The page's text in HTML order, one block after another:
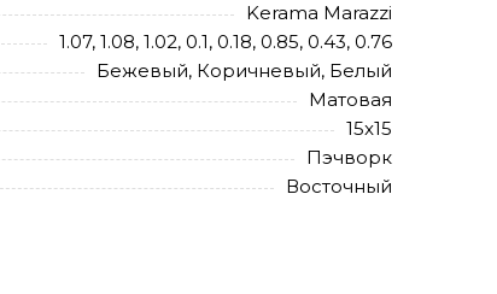
Kerama Marazzi
1.07, 1.08, 1.02, 0.1, 0.18, 0.85, 0.43, 0.76
Бежевый, Коричневый, Белый
Матовая
15x15
Пэчворк
Восточный